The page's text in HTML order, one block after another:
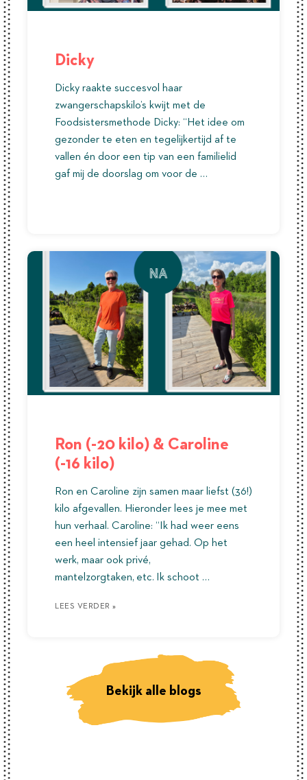
LEES VERDER »
Dicky
Dicky raakte succesvol haar
zwangerschapskilo’s kwijt met de
Foodsistersmethode Dicky: “Het idee om
gezonder te eten en tegelijkertijd af te
vallen én door een tip van een familielid
gaf mij de doorslag om voor de …
LEES VERDER »
Ron (-20 kilo) & Caroline
(-16 kilo)
Ron en Caroline zijn samen maar liefst (36!)
kilo afgevallen. Hieronder lees je mee met
hun verhaal. Caroline: “Ik had weer eens
een heel intensief jaar gehad. Op het
werk, maar ook privé,
mantelzorgtaken, etc. Ik schoot …
LEES VERDER »
Bekijk alle blogs